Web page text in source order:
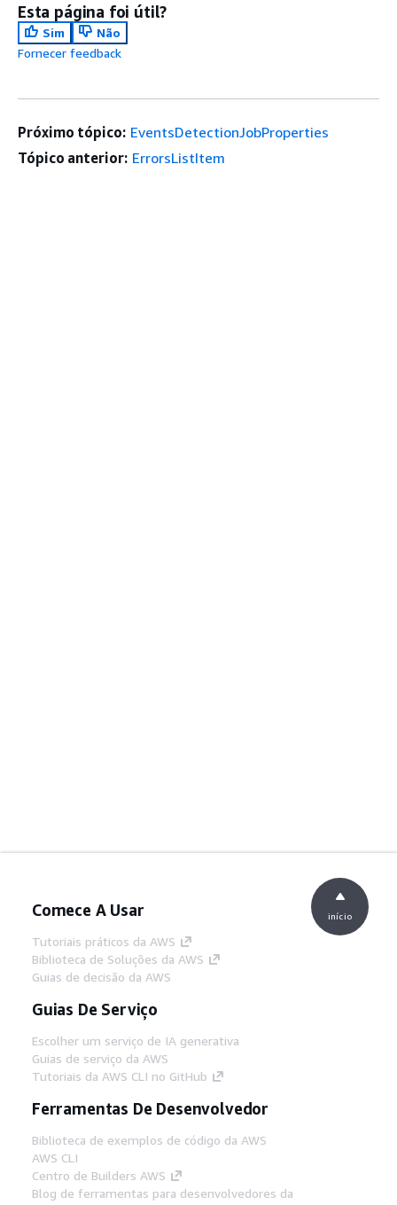
Esta página foi útil?
Sim
Não
Fornecer feedback
Próximo tópico: EventsDetectionJobProperties
Tópico anterior: ErrorsListItem
Comece A Usar
Tutoriais práticos da AWS
Biblioteca de Soluções da AWS
Guias de decisão da AWS
Guias De Serviço
Escolher um serviço de IA generativa
Guias de serviço da AWS
Tutoriais da AWS CLI no GitHub
Ferramentas De Desenvolvedor
Biblioteca de exemplos de código da AWS
AWS CLI
Centro de Builders AWS
Blog de ferramentas para desenvolvedores da
início